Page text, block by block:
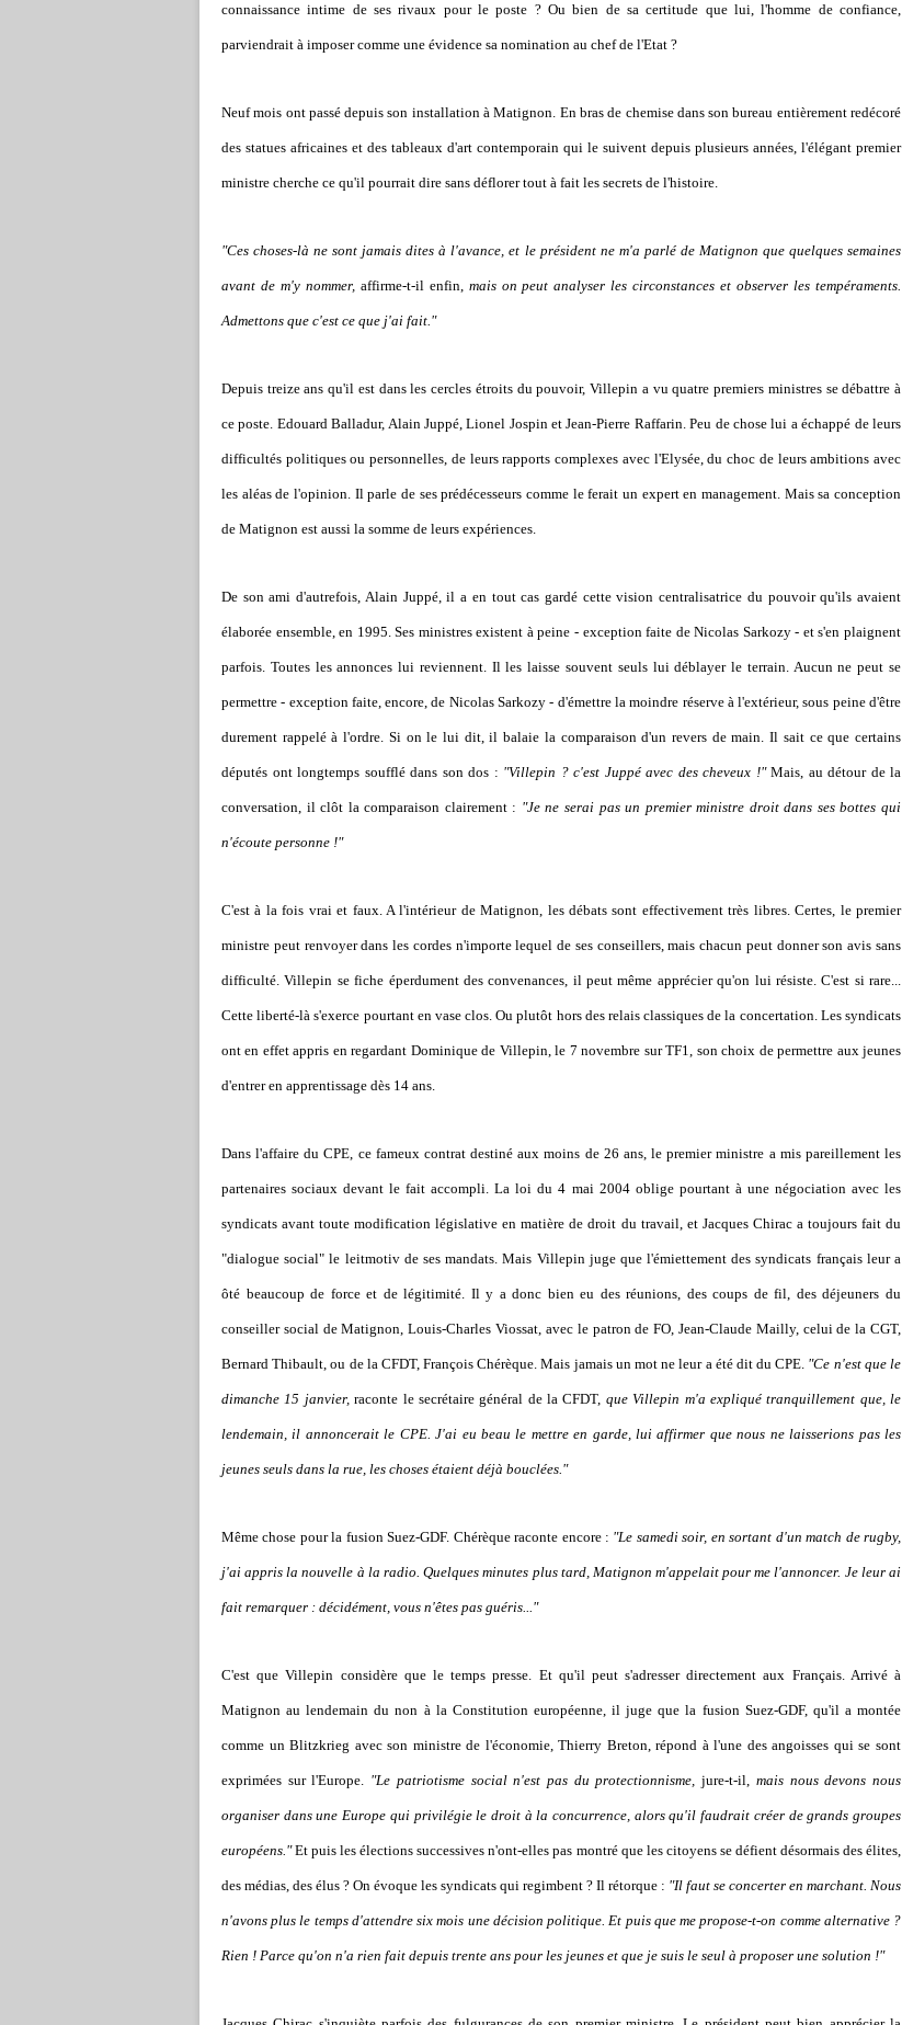
connaissance intime de ses rivaux pour le poste ? Ou bien de sa certitude que lui, l'homme de confiance,
parviendrait à imposer comme une évidence sa nomination au chef de l'Etat ?
Neuf mois ont passé depuis son installation à Matignon. En bras de chemise dans son bureau entièrement redécoré
des statues africaines et des tableaux d'art contemporain qui le suivent depuis plusieurs années, l'élégant premier
ministre cherche ce qu'il pourrait dire sans déflorer tout à fait les secrets de l'histoire.
"Ces choses-là ne sont jamais dites à l'avance, et le président ne m'a parlé de Matignon que quelques semaines
avant de m'y nommer,affirme-t-il enfin, mais on peut analyser les circonstances et observer les tempéraments.
Admettons que c'est ce que j'ai fait."
Depuis treize ans qu'il est dans les cercles étroits du pouvoir, Villepin a vu quatre premiers ministres se débattre à
ce poste. Edouard Balladur, Alain Juppé, Lionel Jospin et Jean-Pierre Raffarin. Peu de chose lui a échappé de leurs
difficultés politiques ou personnelles, de leurs rapports complexes avec l'Elysée, du choc de leurs ambitions avec
les aléas de l'opinion. Il parle de ses prédécesseurs comme le ferait un expert en management. Mais sa conception
de Matignon est aussi la somme de leurs expériences.
De son ami d'autrefois, Alain Juppé, il a en tout cas gardé cette vision centralisatrice du pouvoir qu'ils avaient
élaborée ensemble, en 1995. Ses ministres existent à peine - exception faite de Nicolas Sarkozy - et s'en plaignent
parfois. Toutes les annonces lui reviennent. Il les laisse souvent seuls lui déblayer le terrain. Aucun ne peut se
permettre - exception faite, encore, de Nicolas Sarkozy - d'émettre la moindre réserve à l'extérieur, sous peine d'être
durement rappelé à l'ordre. Si on le lui dit, il balaie la comparaison d'un revers de main. Il sait ce que certains
députés ont longtemps soufflé dans son dos : "Villepin ? c'est Juppé avec des cheveux !"Mais, au détour de la
conversation, il clôt la comparaison clairement : "Je ne serai pas un premier ministre droit dans ses bottes qui
n'écoute personne !"
C'est à la fois vrai et faux. A l'intérieur de Matignon, les débats sont effectivement très libres. Certes, le premier
ministre peut renvoyer dans les cordes n'importe lequel de ses conseillers, mais chacun peut donner son avis sans
difficulté. Villepin se fiche éperdument des convenances, il peut même apprécier qu'on lui résiste. C'est si rare...
Cette liberté-là s'exerce pourtant en vase clos. Ou plutôt hors des relais classiques de la concertation. Les syndicats
ont en effet appris en regardant Dominique de Villepin, le 7 novembre sur TF1, son choix de permettre aux jeunes
d'entrer en apprentissage dès 14 ans.
Dans l'affaire du CPE, ce fameux contrat destiné aux moins de 26 ans, le premier ministre a mis pareillement les
partenaires sociaux devant le fait accompli. La loi du 4 mai 2004 oblige pourtant à une négociation avec les
syndicats avant toute modification législative en matière de droit du travail, et Jacques Chirac a toujours fait du
"dialogue social" le leitmotiv de ses mandats. Mais Villepin juge que l'émiettement des syndicats français leur a
ôté beaucoup de force et de légitimité. Il y a donc bien eu des réunions, des coups de fil, des déjeuners du
conseiller social de Matignon, Louis-Charles Viossat, avec le patron de FO, Jean-Claude Mailly, celui de la CGT,
Bernard Thibault, ou de la CFDT, François Chérèque. Mais jamais un mot ne leur a été dit du CPE. "Ce n'est que le
dimanche 15 janvier,raconte le secrétaire général de la CFDT, que Villepin m'a expliqué tranquillement que, le
lendemain, il annoncerait le CPE. J'ai eu beau le mettre en garde,lui affirmer que nous ne laisserions pas les
jeunes seuls dans la rue, les choses étaient déjà bouclées."
Même chose pour la fusion Suez-GDF. Chérèque raconte encore : "Le samedi soir, en sortant d'un match de rugby,
j'ai appris la nouvelle à la radio. Quelques minutes plus tard, Matignon m'appelait pour me l'annoncer. Je leur ai
fait remarquer : décidément, vous n'êtes pas guéris..."
C'est que Villepin considère que le temps presse. Et qu'il peut s'adresser directement aux Français. Arrivé à
Matignon au lendemain du non à la Constitution européenne, il juge que la fusion Suez-GDF, qu'il a montée
comme un Blitzkrieg avec son ministre de l'économie, Thierry Breton, répond à l'une des angoisses qui se sont
exprimées sur l'Europe. "Le patriotisme social n'est pas du protectionnisme, jure-t-il, mais nous devons nous
organiser dans une Europe qui privilégie le droit à la concurrence, alors qu'il faudrait créer de grands groupes
européens."Et puis les élections successives n'ont-elles pas montré que les citoyens se défient désormais des élites,
des médias, des élus ? On évoque les syndicats qui regimbent ? Il rétorque : "Il faut se concerter en marchant. Nous
n'avons plus le temps d'attendre six mois une décision politique. Et puis que me propose-t-on comme alternative ?
Rien ! Parce qu'on n'a rien fait depuis trente ans pour les jeunes et que je suis le seul à proposer une solution !"